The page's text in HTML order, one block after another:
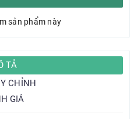
sản phẩm này
TẢ
CHỈNH
GIÁ